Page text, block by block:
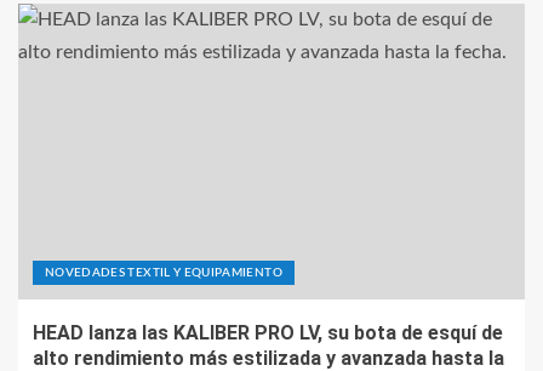
NOVEDADES TEXTIL Y EQUIPAMIENTO
HEAD lanza las KALIBER PRO LV, su bota de esquí de
alto rendimiento más estilizada y avanzada hasta la